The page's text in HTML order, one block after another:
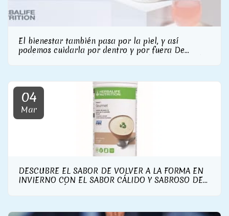
El bienestar también pasa por la piel, y así
podemos cuidarla por dentro y por fuera De
04
Mar
DESCUBRE EL SABOR DE VOLVER A LA FORMA EN
INVIERNO CON EL SABOR CÁLIDO Y SABROSO DE